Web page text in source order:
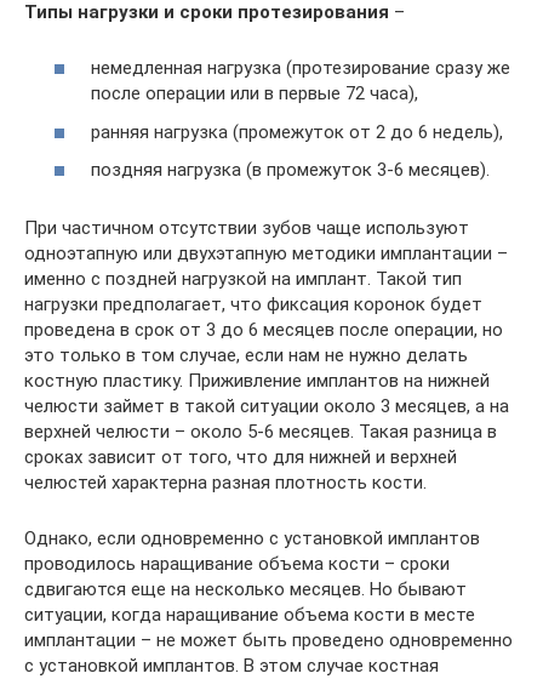
Типы нагрузки и сроки протезирования –
немедленная нагрузка (протезирование сразу же
после операции или в первые 72 часа),
ранняя нагрузка (промежуток от 2 до 6 недель),
поздняя нагрузка (в промежуток 3-6 месяцев).
При частичном отсутствии зубов чаще используют
одноэтапную или двухэтапную методики имплантации –
именно с поздней нагрузкой на имплант. Такой тип
нагрузки предполагает, что фиксация коронок будет
проведена в срок от 3 до 6 месяцев после операции, но
это только в том случае, если нам не нужно делать
костную пластику. Приживление имплантов на нижней
челюсти займет в такой ситуации около 3 месяцев, а на
верхней челюсти – около 5-6 месяцев. Такая разница в
сроках зависит от того, что для нижней и верхней
челюстей характерна разная плотность кости.
Однако, если одновременно с установкой имплантов
проводилось наращивание объема кости – сроки
сдвигаются еще на несколько месяцев. Но бывают
ситуации, когда наращивание объема кости в месте
имплантации – не может быть проведено одновременно
с установкой имплантов. В этом случае костная